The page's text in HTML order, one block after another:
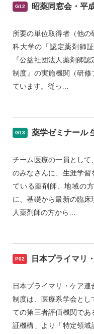
G12 昭薬同窓会・平
所要の単位取得者（他
科大学の「認定薬剤師
『公益社団法人薬剤師
制度』の実施機関（研
ています。従っ…
G13 薬学ゼミナール
チーム医療の一員とし
のみなさんに、生涯学
ている薬剤師、地域の
に、基礎から最新の臨
人薬剤師の方から…
P02 日本プライマリ
日本プライマリ・ケア
制度は、医療系学会と
ての第三者評価機関で
証機構」より「特定領